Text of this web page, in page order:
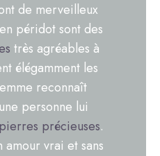
de merveilleux
péridot sont des
très agréables à
élégamment les
reconnaît
personne lui
précieuses.
amour vrai et sans